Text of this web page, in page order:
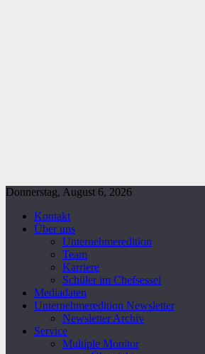
Donnerstag, August 6, 2026
Kontakt
Über uns
Unternehmeredition
Team
Karriere
Schüler im Chefsessel
Mediadaten
Unternehmeredition Newsletter
Newsletter Archiv
Service
Multiple Monitor